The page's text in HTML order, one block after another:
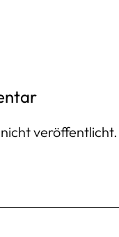
veröffentlicht.